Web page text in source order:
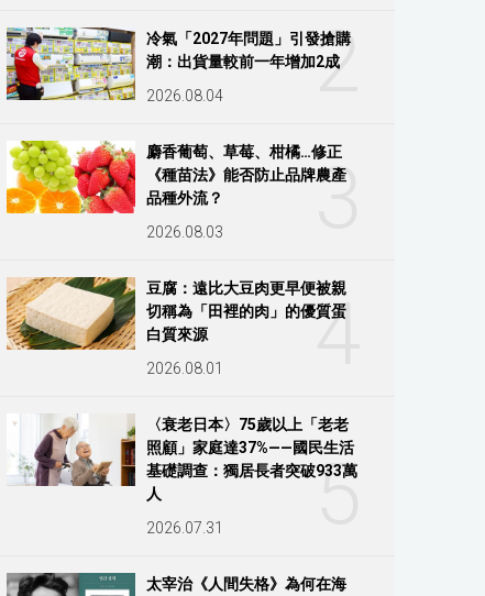
2
冷氣「2027年問題」引發搶購
潮：出貨量較前一年增加2成
2026.08.04
3
麝香葡萄、草莓、柑橘…修正
《種苗法》能否防止品牌農產
品種外流？
2026.08.03
4
豆腐：遠比大豆肉更早便被親
切稱為「田裡的肉」的優質蛋
白質來源
2026.08.01
5
〈衰老日本〉75歲以上「老老
照顧」家庭達37%——國民生活
基礎調查：獨居長者突破933萬
人
2026.07.31
太宰治《人間失格》為何在海